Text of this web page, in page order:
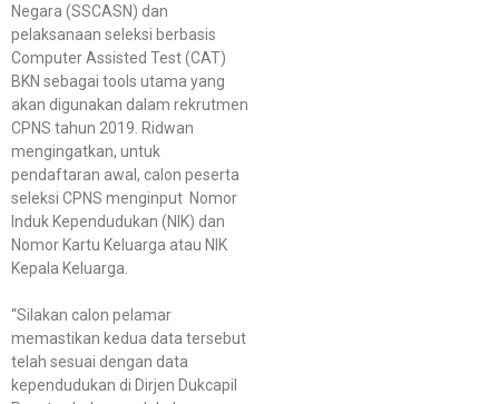
Negara (SSCASN) dan
pelaksanaan seleksi berbasis
Computer Assisted Test (CAT)
BKN sebagai tools utama yang
akan digunakan dalam rekrutmen
CPNS tahun 2019. Ridwan
mengingatkan, untuk
pendaftaran awal, calon peserta
seleksi CPNS menginput Nomor
Induk Kependudukan (NIK) dan
Nomor Kartu Keluarga atau NIK
Kepala Keluarga.
“Silakan calon pelamar
memastikan kedua data tersebut
telah sesuai dengan data
kependudukan di Dirjen Dukcapil